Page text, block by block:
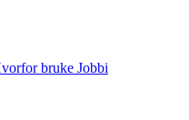
bruke Jobbi